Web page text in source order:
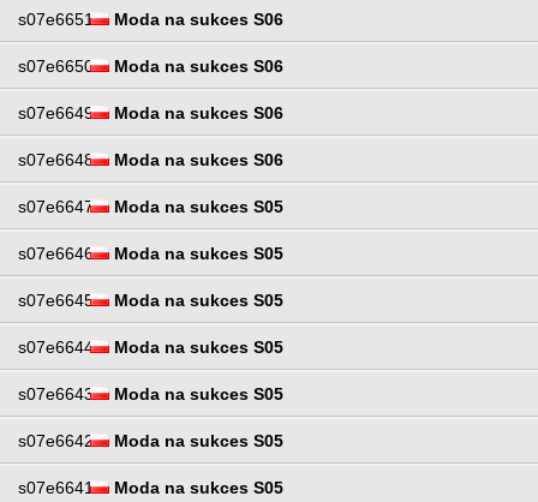
s07e6651 Moda na sukces S06
s07e6650 Moda na sukces S06
s07e6649 Moda na sukces S06
s07e6648 Moda na sukces S06
s07e6647 Moda na sukces S05
s07e6646 Moda na sukces S05
s07e6645 Moda na sukces S05
s07e6644 Moda na sukces S05
s07e6643 Moda na sukces S05
s07e6642 Moda na sukces S05
s07e6641 Moda na sukces S05